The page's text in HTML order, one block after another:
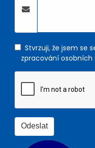
Stvrzuji, že jsem se
zpracování osobních